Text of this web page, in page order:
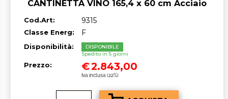
CANTINETTA VINO 165,4 x 60 cm Acciaio
RICHIEDI UN PREVENTIVO
Cod.Art: 9315
Classe Energ: F
Disponibilità:
DISPONIBILE
Spedito in 5 giorni
Prezzo: €2.843,00
Iva inclusa (22%)